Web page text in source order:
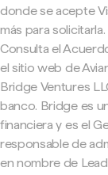
donde se acepte
más para
Consulta el
el sitio web de
Bridge Ventures
banco. Bridge es
financiera y es el
responsable de
en nombre de